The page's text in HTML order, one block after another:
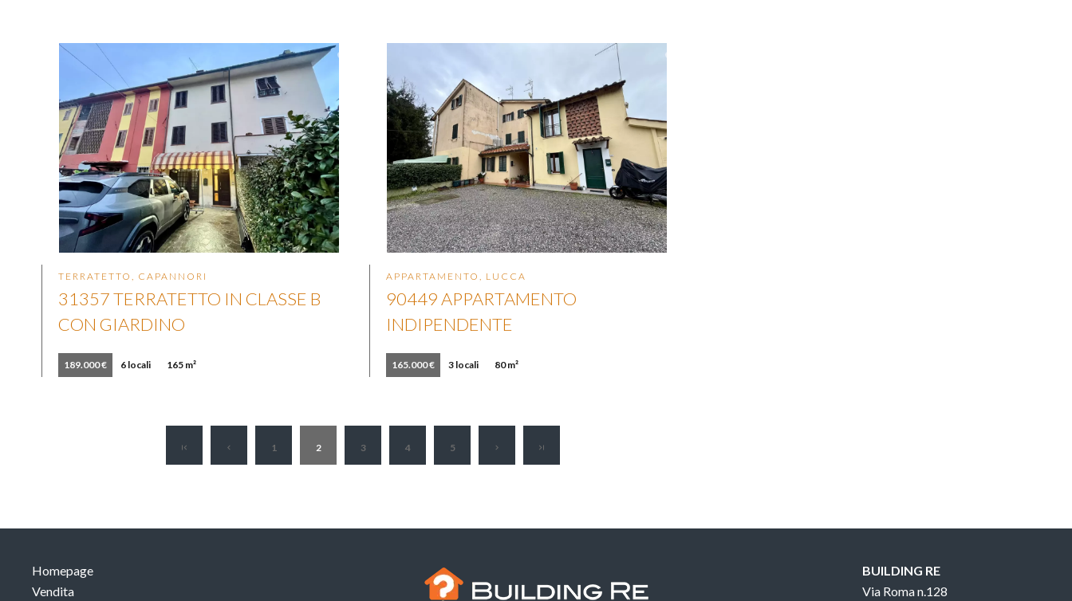
TERRATETTO, CAPANNORI
31357 TERRATETTO IN CLASSE B
CON GIARDINO
189.000 € 6 locali 165 m²
APPARTAMENTO, LUCCA
90449 APPARTAMENTO
INDIPENDENTE
165.000 € 3 locali 80 m²
1 2 3 4 5
Homepage
Vendita
BUILDING RE
Via Roma n.128